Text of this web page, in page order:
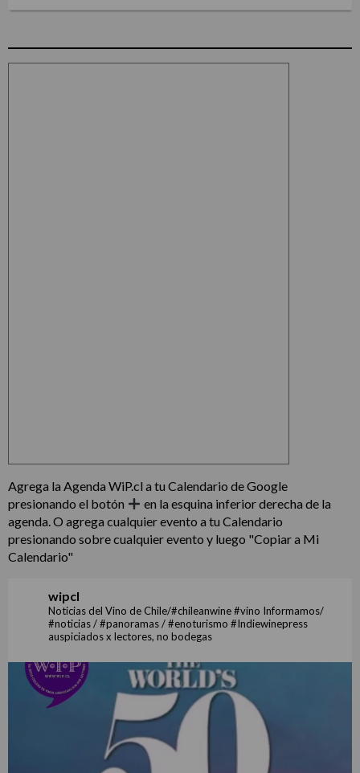
Agrega la Agenda WiP.cl a tu Calendario de Google
presionando el botón
en la esquina inferior derecha de la
agenda. O agrega cualquier evento a tu Calendario
presionando sobre cualquier evento y luego "Copiar a Mi
Calendario"
wipcl
Noticias del Vino de Chile/#chileanwine #vino Informamos/
#noticias / #panoramas / #enoturismo #Indiewinepress
auspiciados x lectores, no bodegas